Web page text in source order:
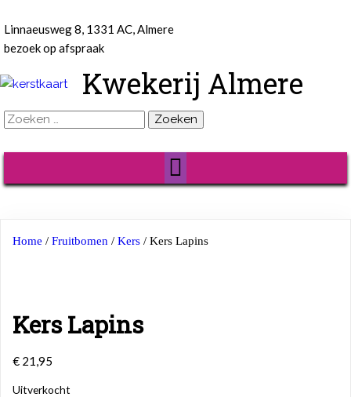
Linnaeusweg 8, 1331 AC, Almere
bezoek op afspraak
Kwekerij Almere
Zoeken
Home / Fruitbomen / Kers / Kers Lapins
Kers Lapins
€ 21,95
Uitverkocht